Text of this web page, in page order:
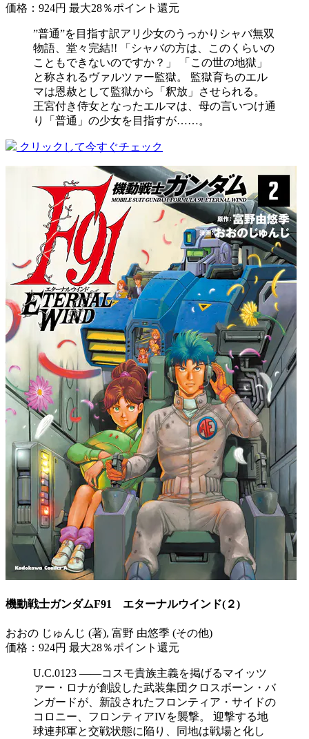
価格：924円 最大28％ポイント還元
”普通”を目指す訳アリ少女のうっかりシャバ無双
物語、堂々完結!! 「シャバの方は、このくらいの
こともできないのですか？」 「この世の地獄」
と称されるヴァルツァー監獄。 監獄育ちのエル
マは恩赦として監獄から「釈放」させられる。
王宮付き侍女となったエルマは、母の言いつけ通
り「普通」の少女を目指すが……。
クリックして今すぐチェック
機動戦士ガンダムF91 エターナルウインド(２)
おおの じゅんじ (著), 富野 由悠季 (その他)
価格：924円 最大28％ポイント還元
U.C.0123 ――コスモ貴族主義を掲げるマイッツ
ァー・ロナが創設した武装集団クロスボーン・バ
ンガードが、新設されたフロンティア・サイドの
コロニー、フロンティアIVを襲撃。 迎撃する地
球連邦軍と交戦状態に陥り、同地は戦場と化し